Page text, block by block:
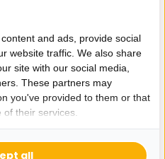
je klaar.
ons
and ads, provide social
website traffic. We also share
site with our social media,
These partners may
you've provided to them or that
their services.
all